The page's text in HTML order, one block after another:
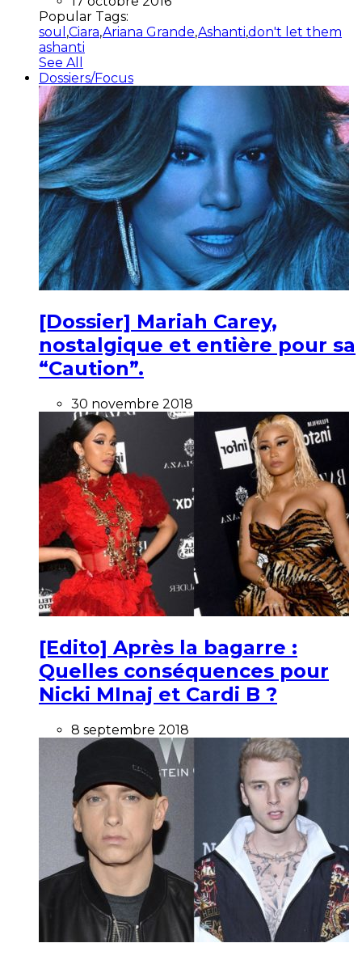
Popular Tags:
soul ,Ciara,Ariana Grande,Ashanti,don't let them
ashanti
See All
Dossiers/Focus
[Dossier] Mariah Carey,
nostalgique et entière pour sa
“Caution”.
30 novembre 2018
[Edito] Après la bagarre :
Quelles conséquences pour
Nicki MInaj et Cardi B ?
8 septembre 2018